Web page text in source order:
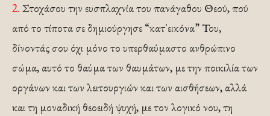
2. Στοχάσου την ευσπλαχνία του πανάγαθου Θεού, πού
από το τίποτα σε δημιούργησε “κατ΄εικόνα” Του,
δίνοντάς σου όχι μόνο το υπερθαύμαστο ανθρώπινο
σώμα, αυτό το θαύμα των θαυμάτων, με την ποικιλία των
οργάνων και των λειτουργιών και των αισθήσεων, αλλά
και τη μοναδική θεοειδή ψυχή, με τον λογικό νου, τη